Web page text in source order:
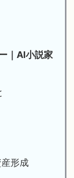
｜AI小説家
形成